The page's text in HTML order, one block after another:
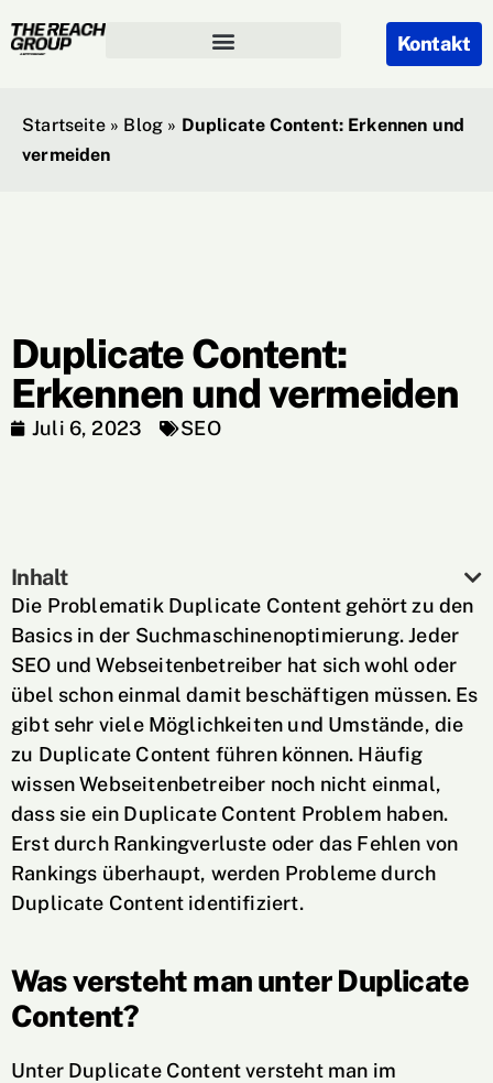
Kontakt
Startseite» Blog » Duplicate Content: Erkennen und
vermeiden
Duplicate Content:
Erkennen und vermeiden
Juli 6, 2023 SEO
Inhalt
Die Problematik Duplicate Content gehört zu den
Basics in der Suchmaschinenoptimierung. Jeder
SEO und Webseitenbetreiber hat sich wohl oder
übel schon einmal damit beschäftigen müssen. Es
gibt sehr viele Möglichkeiten und Umstände, die
zu Duplicate Content führen können. Häufig
wissen Webseitenbetreiber noch nicht einmal,
dass sie ein Duplicate Content Problem haben.
Erst durch Rankingverluste oder das Fehlen von
Rankings überhaupt, werden Probleme durch
Duplicate Content identifiziert.
Was versteht man unter Duplicate
Content?
Unter Duplicate Content versteht man im